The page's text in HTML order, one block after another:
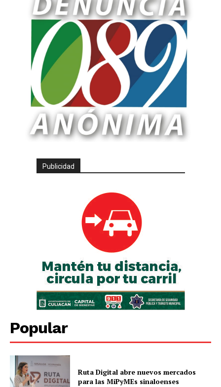
Publicidad
Popular
Ruta Digital abre nuevos mercados
para las MiPyMEs sinaloenses